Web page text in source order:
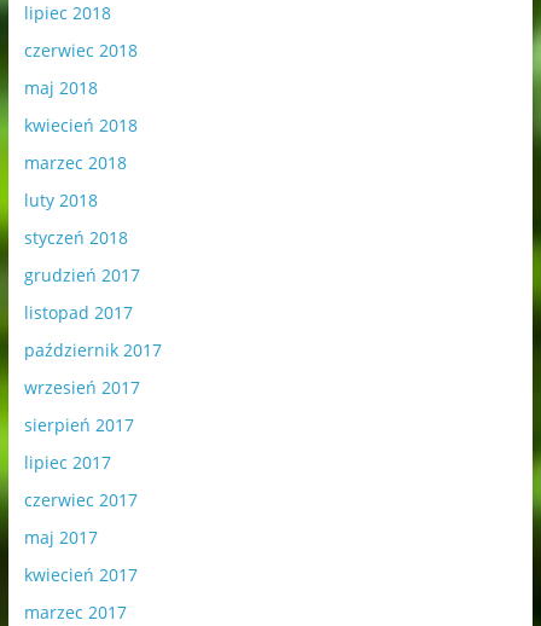
lipiec 2018
czerwiec 2018
maj 2018
kwiecień 2018
marzec 2018
luty 2018
styczeń 2018
grudzień 2017
listopad 2017
październik 2017
wrzesień 2017
sierpień 2017
lipiec 2017
czerwiec 2017
maj 2017
kwiecień 2017
marzec 2017